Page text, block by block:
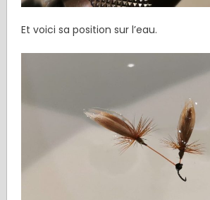
Et voici sa position sur l’eau.